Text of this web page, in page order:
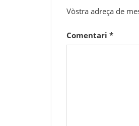
Vòstra adreça de
Comentari *